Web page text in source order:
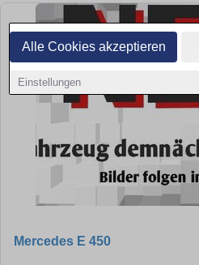
Alle Cookies akzeptieren
Einstellungen
Mercedes E 450